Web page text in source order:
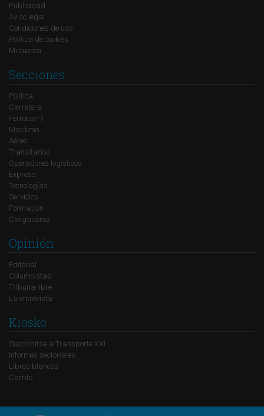
Publicidad
Aviso legal
Condiciones de uso
Política de cookies
Mi cuenta
Secciones
Política
Carretera
Ferrocarril
Marítimo
Aéreo
Transitarios
Operadores logísticos
Express
Tecnologías
Servicios
Formación
Cargadores
Opinión
Editorial
Columnistas
Tribuna libre
La entrevista
Kiosko
Suscribirse a Transporte XXI
Informes sectoriales
Libros blancos
Carrito